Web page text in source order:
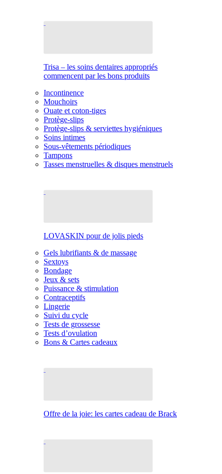
Trisa – les soins dentaires appropriés
commencent par les bons produits
Incontinence
Mouchoirs
Ouate et coton-tiges
Protège-slips
Protège-slips & serviettes hygiéniques
Soins intimes
Sous-vêtements périodiques
Tampons
Tasses menstruelles & disques menstruels
LOVASKIN pour de jolis pieds
Gels lubrifiants & de massage
Sextoys
Bondage
Jeux & sets
Puissance & stimulation
Contraceptifs
Lingerie
Suivi du cycle
Tests de grossesse
Tests d’ovulation
Bons & Cartes cadeaux
Offre de la joie: les cartes cadeau de Brack